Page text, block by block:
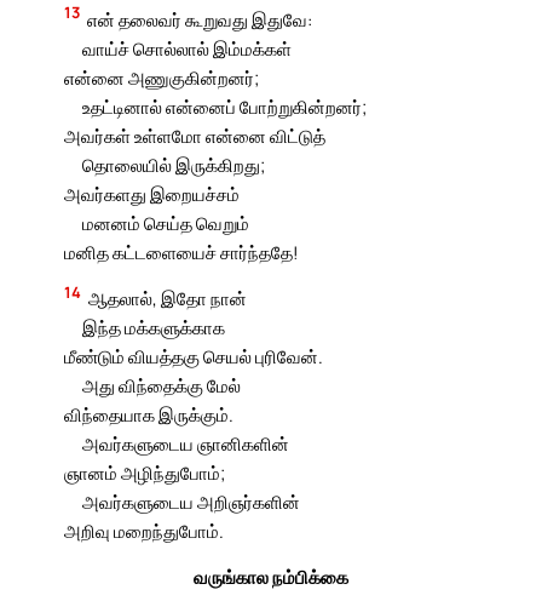
13 என் தலைவர் கூறுவது இதுவே:
வாய்ச் சொல்லால் இம்மக்கள்
என்னை அணுகுகின்றனர்;
உதட்டினால் என்னைப் போற்றுகின்றனர்;
அவர்கள் உள்ளமோ என்னை விட்டுத்
தொலையில் இருக்கிறது;
அவர்களது இறையச்சம்
மனனம் செய்த வெறும்
மனித கட்டளையைச் சார்ந்ததே!
14 ஆதலால், இதோ நான்
இந்த மக்களுக்காக
மீண்டும் வியத்தகு செயல் புரிவேன்.
அது விந்தைக்கு மேல்
விந்தையாக இருக்கும்.
அவர்களுடைய ஞானிகளின்
ஞானம் அழிந்துபோம்;
அவர்களுடைய அறிஞர்களின்
அறிவு மறைந்துபோம்.
வருங்கால நம்பிக்கை